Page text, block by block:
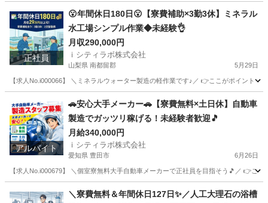
その他
正社員
😮年間休日180日😮【寮費補助×3勤3休】ミネラル
水工場シンプル作業◆未経験👌
月収290,000円
ｉシティラボ株式会社
山梨県 南都留郡 5月29日
【求人No.i000066】 ＼ミネラルウォーター製造の軽作業です♪／ 👉ここがポイント
その他 未経験
アルバイト
🚗安心大手メーカー🚗【寮費無料×土日休】自動車
製造でガッツリ稼げる！未経験者歓迎🎵
月給340,000円
ｉシティラボ株式会社
愛知県 豊田市 6月26日
【求人No.i000679】 ＼個室寮無料大手自動車メーカーで正社員を目指そう🎵／ 👉こ
その他 個室
＼寮費無料＆年間休日127日✨／人工大理石の浴槽